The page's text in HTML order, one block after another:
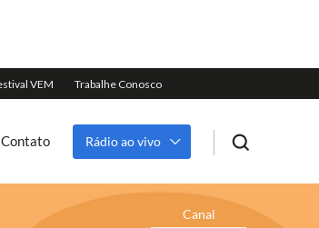
Contato Rádio ao vivo
Canal